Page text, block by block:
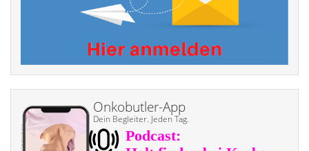
Onkobutler-App
Dein Begleiter. Jeden Tag.